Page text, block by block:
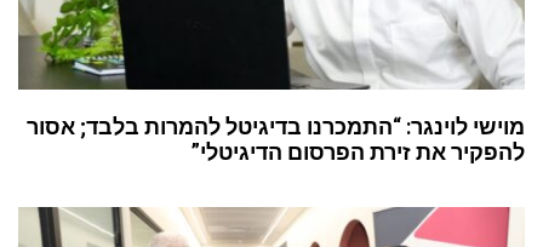
מוישי לוינגר: “התמכרנו בדיגיטל להמרות בלבד; אסור
להפקיר את זירת הפרסום הדיגיטלי”